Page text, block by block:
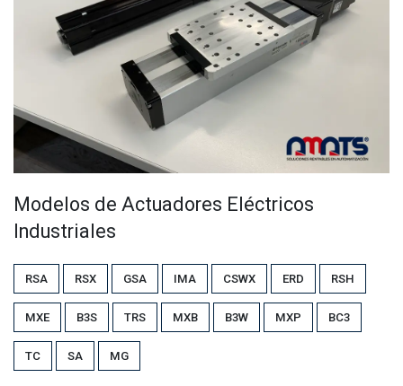
Modelos de Actuadores Eléctricos
Industriales
RSA RSX GSA IMA CSWX ER​​D R​​SH
M​​XE B​​3S T​​RS MX​​B B3​​W MX​​P BC​​3
T​​C SA MG